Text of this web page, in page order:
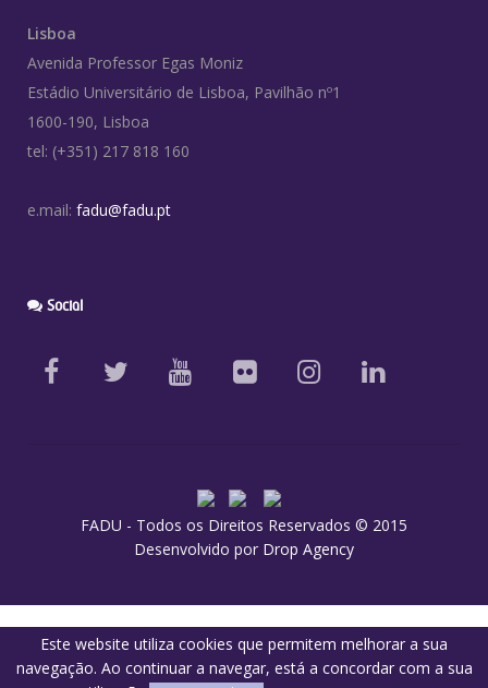
Lisboa
Avenida Professor Egas Moniz
Estádio Universitário de Lisboa, Pavilhão nº1
1600-190, Lisboa
tel: (+351) 217 818 160
e.mail: fadu@fadu.pt
Social
FADU - Todos os Direitos Reservados © 2015
Desenvolvido por Drop Agency
Este website utiliza cookies que permitem melhorar a sua
navegação. Ao continuar a navegar, está a concordar com a sua